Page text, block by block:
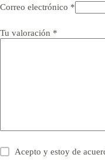
Correo electrónico *
Tu valoración *
Acepto y estoy de